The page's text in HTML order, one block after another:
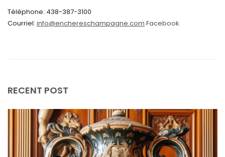
avril 2024
octobre 2023
septembre 2023
Téléphone: 438-387-3100
Courriel: info@enchereschampagne.com Facebook
RECENT POST